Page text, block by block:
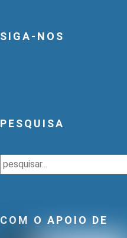
SIGA-NOS
PESQUISA
Pesquisar
COM O APOIO DE